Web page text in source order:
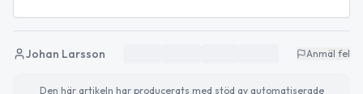
Johan Larsson Anmäl fel
Den här artikeln har producerats med stöd av automatiserade